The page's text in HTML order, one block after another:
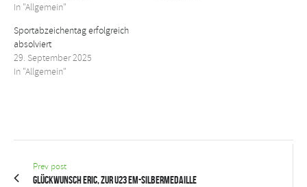
In "Allgemein"
Sportabzeichentag erfolgreich
absolviert
29. September 2025
In "Allgemein"
Prev post
Glückwunsch Eric, zur U23 EM-Silbermedaille